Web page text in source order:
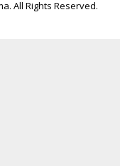
All Rights Reserved.